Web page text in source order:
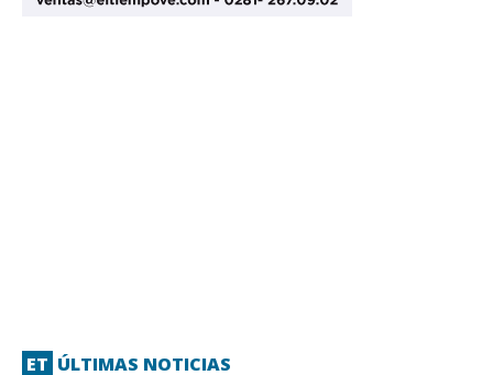
ET ÚLTIMAS NOTICIAS